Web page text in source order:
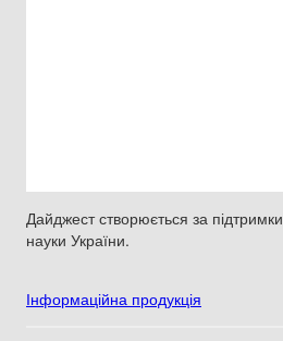
Дайджест створюється за підтримки
науки України.
Інформаційна продукція